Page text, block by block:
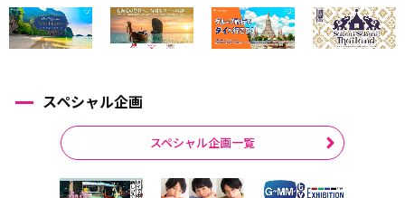
スペシャル企画
スペシャル企画一覧